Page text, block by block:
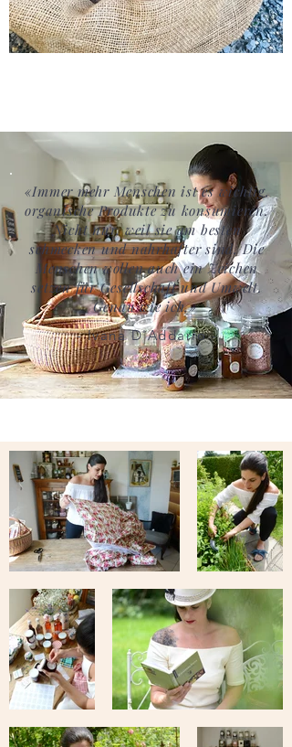
«Immer mehr Menschen ist es wichtig,
organische Produkte zu konsumieren.
Nicht nur, weil sie am besten
schmecken und nahrhafter sind. Die
Menschen wollen auch ein Zeichen
setzen für Gesellschaft und Umwelt.
Genau wie ich.»
- Ivana D'Addario -